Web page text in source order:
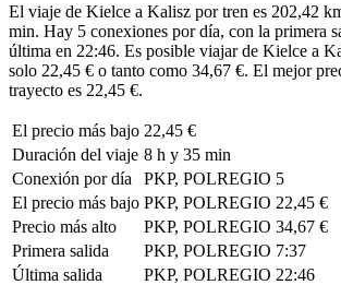
El viaje de Kielce a Kalisz por tren es 202,42
min. Hay 5 conexiones por día, con la primera
última en 22:46. Es posible viajar de Kielce a
solo 22,45 € o tanto como 34,67 €. El mejor
trayecto es 22,45 €.
El precio más bajo 22,45 €
Duración del viaje 8 h y 35 min
Conexión por día
PKP, POLREGIO 5
El precio más bajo PKP, POLREGIO 22,45 €
Precio más alto
PKP, POLREGIO 34,67 €
Primera salida
PKP, POLREGIO 7:37
Última salida
PKP, POLREGIO 22:46